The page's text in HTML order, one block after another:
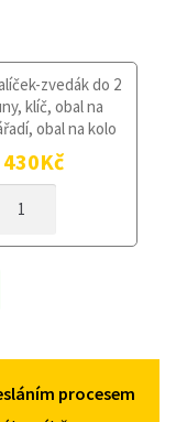
zvedák do 2
klíč, obal na
obal na kolo
Kč
procesem